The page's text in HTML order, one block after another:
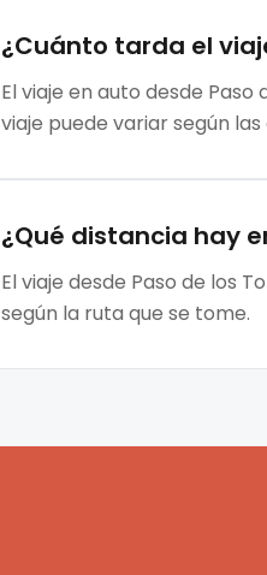
¿Cuánto tarda el
El viaje en auto desde
viaje puede variar según
¿Qué distancia hay
El viaje desde Paso de los
según la ruta que se tome.